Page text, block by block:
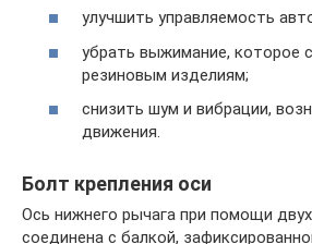
улучшить управляемость
убрать выжимание, которое
резиновым изделиям;
снизить шум и вибрации,
движения.
Болт крепления оси
Ось нижнего рычага при помощи
соединена с балкой,